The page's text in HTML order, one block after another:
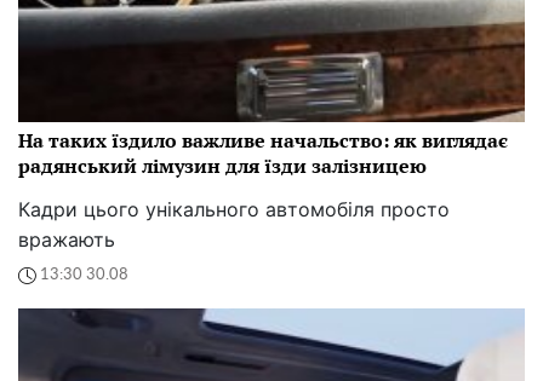
На таких їздило важливе начальство: як виглядає
радянський лімузин для їзди залізницею
Кадри цього унікального автомобіля просто
вражають
13:30 30.08